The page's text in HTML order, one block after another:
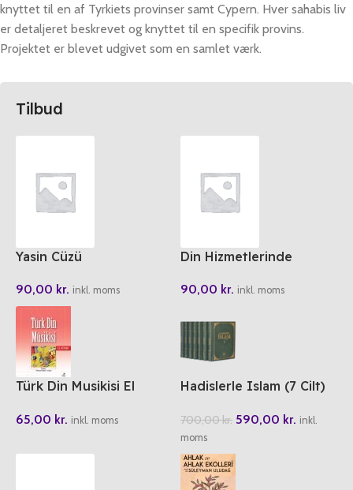
knyttet til en af Tyrkiets provinser samt Cypern. Hver sahabis liv
er detaljeret beskrevet og knyttet til en specifik provins.
Projektet er blevet udgivet som en samlet værk.
Tilbud
Yasin Cüzü
90,00 kr. inkl. moms
Din Hizmetlerinde
90,00 kr. inkl. moms
Türk Din Musikisi El
65,00 kr. inkl. moms
Hadislerle Islam (7 Cilt)
700,00kr. 590,00 kr. inkl.
moms